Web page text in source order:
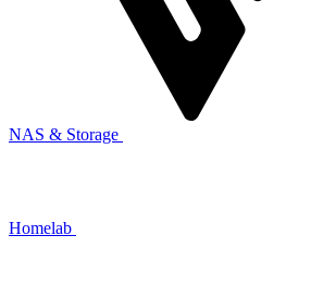
NAS & Storage
Homelab